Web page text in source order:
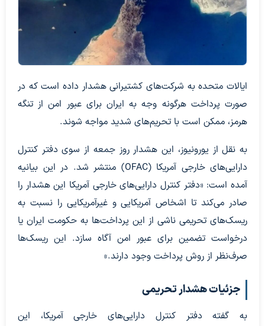
ایالات متحده به شرکت‌های کشتیرانی هشدار داده است که در
صورت پرداخت هرگونه وجه به ایران برای عبور امن از تنگه
هرمز، ممکن است با تحریم‌های شدید مواجه شوند.
به نقل از یورونیوز، این هشدار روز جمعه از سوی دفتر کنترل
دارایی‌های خارجی آمریکا (OFAC) منتشر شد. در این بیانیه
آمده است: «دفتر کنترل دارایی‌های خارجی آمریکا این هشدار را
صادر می‌کند تا اشخاص آمریکایی و غیرآمریکایی را نسبت به
ریسک‌های تحریمی ناشی از این پرداخت‌ها به حکومت ایران یا
درخواست تضمین برای عبور امن آگاه سازد. این ریسک‌ها
صرف‌نظر از روش پرداخت وجود دارند.»
جزئیات هشدار تحریمی
به گفته دفتر کنترل دارایی‌های خارجی آمریکا، این